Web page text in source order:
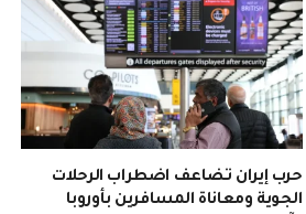
حرب إيران تضاعف اضطراب الرحلات
الجوية ومعاناة المسافرين بأوروبا